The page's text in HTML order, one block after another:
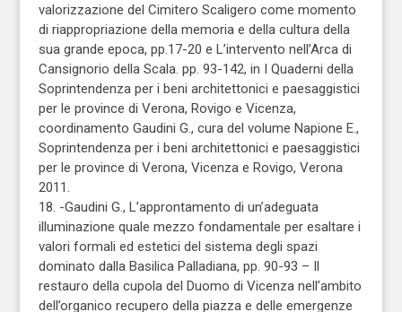
valorizzazione del Cimitero Scaligero come momento
di riappropriazione della memoria e della cultura della
sua grande epoca, pp.17-20 e L’intervento nell’Arca di
Cansignorio della Scala. pp. 93-142, in I Quaderni della
Soprintendenza per i beni architettonici e paesaggistici
per le province di Verona, Rovigo e Vicenza,
coordinamento Gaudini G., cura del volume Napione E.,
Soprintendenza per i beni architettonici e paesaggistici
per le province di Verona, Vicenza e Rovigo, Verona
2011.
18. -Gaudini G., L’approntamento di un’adeguata
illuminazione quale mezzo fondamentale per esaltare i
valori formali ed estetici del sistema degli spazi
dominato dalla Basilica Palladiana, pp. 90-93 – Il
restauro della cupola del Duomo di Vicenza nell’ambito
dell’organico recupero della piazza e delle emergenze